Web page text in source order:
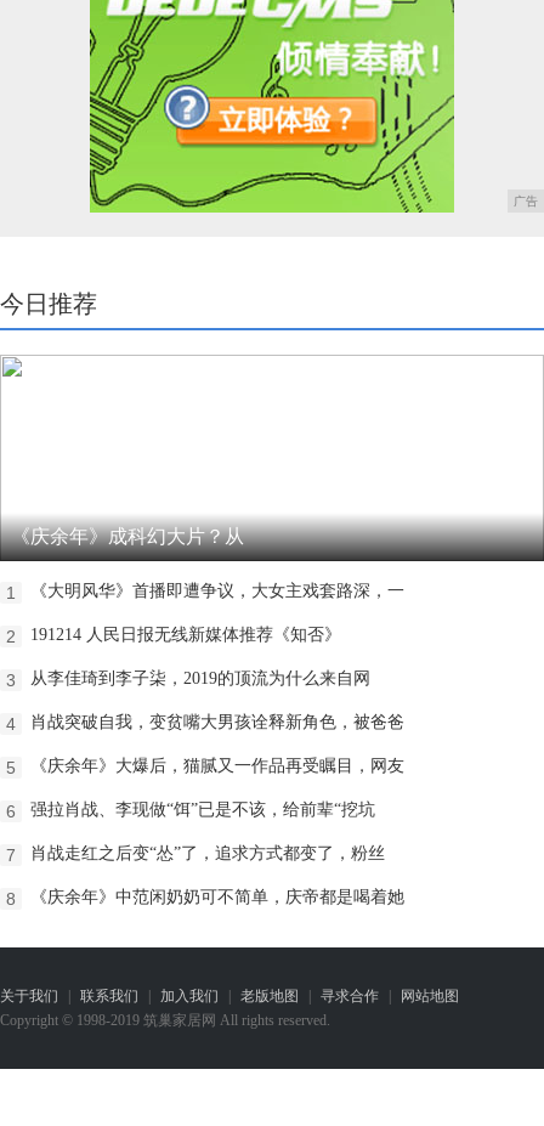
广告
今日推荐
《庆余年》成科幻大片？从
1 《大明风华》首播即遭争议，大女主戏套路深，一
2 191214 人民日报无线新媒体推荐《知否》
3 从李佳琦到李子柒，2019的顶流为什么来自网
4 肖战突破自我，变贫嘴大男孩诠释新角色，被爸爸
5 《庆余年》大爆后，猫腻又一作品再受瞩目，网友
6 强拉肖战、李现做“饵”已是不该，给前辈“挖坑
7 肖战走红之后变“怂”了，追求方式都变了，粉丝
8 《庆余年》中范闲奶奶可不简单，庆帝都是喝着她
关于我们 | 联系我们 | 加入我们 | 老版地图 | 寻求合作 |
网站地图
Copyright © 1998-2019 筑巢家居网 All rights reserved.